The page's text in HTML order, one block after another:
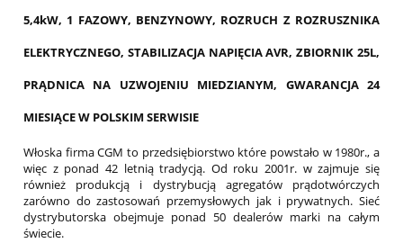
5,4kW, 1 FAZOWY, BENZYNOWY, ROZRUCH Z ROZRUSZNIKA
ELEKTRYCZNEGO, STABILIZACJA NAPIĘCIA AVR, ZBIORNIK 25L,
PRĄDNICA NA UZWOJENIU MIEDZIANYM, GWARANCJA 24
MIESIĄCE W POLSKIM SERWISIE
Włoska firma CGM to przedsiębiorstwo które powstało w 1980r., a
więc z ponad 42 letnią tradycją. Od roku 2001r. w zajmuje się
również produkcją i dystrybucją agregatów prądotwórczych
zarówno do zastosowań przemysłowych jak i prywatnych. Sieć
dystrybutorska obejmuje ponad 50 dealerów marki na całym
świecie.